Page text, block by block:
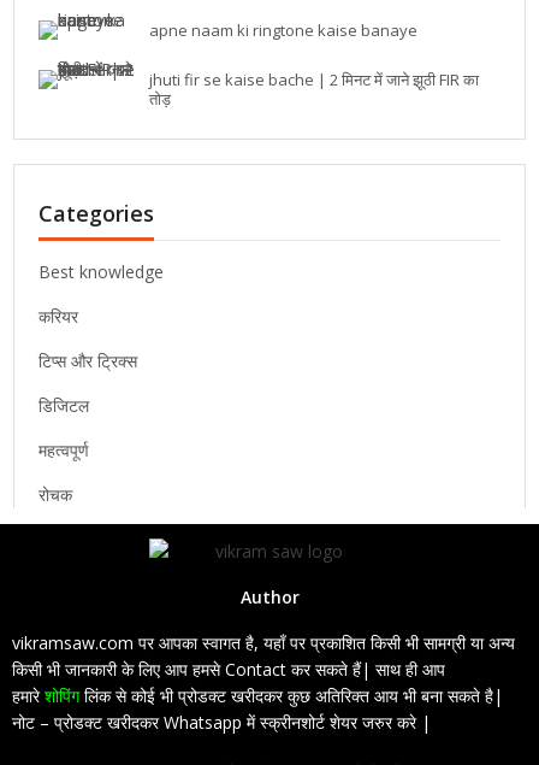
apne naam ki ringtone kaise banaye
jhuti fir se kaise bache | 2 मिनट में जाने झूठी FIR का
तोड़
Categories
Best knowledge
करियर
टिप्स और ट्रिक्स
डिजिटल
महत्वपूर्ण
रोचक
Author
vikramsaw.com पर आपका स्वागत है, यहाँ पर प्रकाशित किसी भी सामग्री या अन्य
किसी भी जानकारी के लिए आप हमसे Contact कर सकते हैं| साथ ही आप
हमारेशोपिंगलिंक से कोई भी प्रोडक्ट खरीदकर कुछ अतिरिक्त आय भी बना सकते है|
नोट – प्रोडक्ट खरीदकर Whatsapp में स्क्रीनशोर्ट शेयर जरुर करे |